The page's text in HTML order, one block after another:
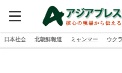
日本社会 北朝鮮報道 ミャンマー ウク